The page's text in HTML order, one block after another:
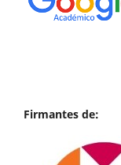
Firmantes de: